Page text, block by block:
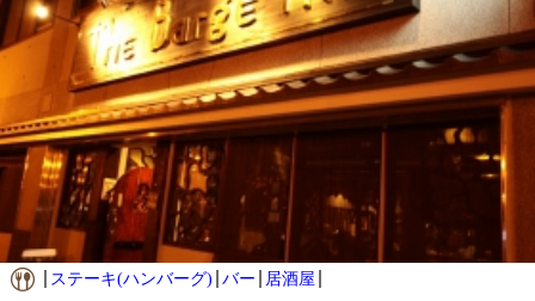
ステーキ(ハンバーグ) バー
居酒屋